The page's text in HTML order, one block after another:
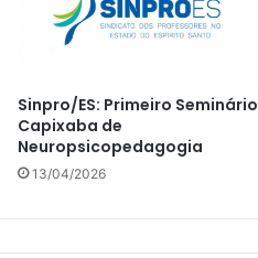
Sinpro/ES: Primeiro Seminário
Capixaba de
Neuropsicopedagogia
13/04/2026